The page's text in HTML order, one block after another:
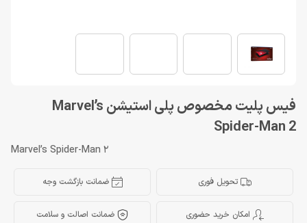
فیس پلیت مخصوص پلی استیشن Marvel’s
Spider-Man 2
Marvel’s Spider-Man 2
تحویل فوری ضمانت بازگشت وجه
امکان خرید حضوری ضمانت اصالت و سلامت